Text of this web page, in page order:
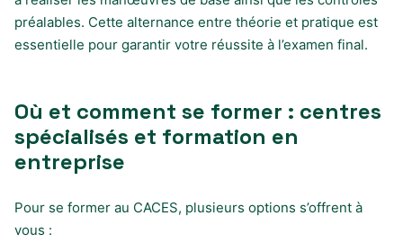
préalables. Cette alternance entre théorie et pratique est
essentielle pour garantir votre réussite à l’examen final.
Où et comment se former : centres
spécialisés et formation en
entreprise
Pour se former au CACES, plusieurs options s’offrent à
vous :